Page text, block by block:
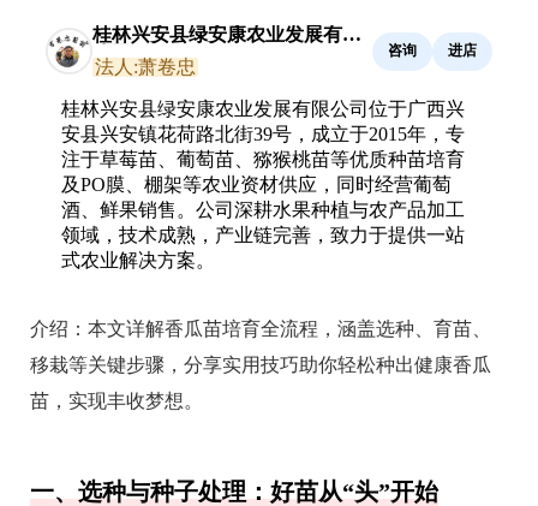
桂林兴安县绿安康农业发展有限
公司
法人:萧卷忠
咨询 进店
桂林兴安县绿安康农业发展有限公司位于广西兴
安县兴安镇花荷路北街39号，成立于2015年，专
注于草莓苗、葡萄苗、猕猴桃苗等优质种苗培育
及PO膜、棚架等农业资材供应，同时经营葡萄
酒、鲜果销售。公司深耕水果种植与农产品加工
领域，技术成熟，产业链完善，致力于提供一站
式农业解决方案。
介绍： 本文详解香瓜苗培育全流程，涵盖选种、育苗、
移栽等关键步骤，分享实用技巧助你轻松种出健康香瓜
苗，实现丰收梦想。
一、选种与种子处理：好苗从“头”开始